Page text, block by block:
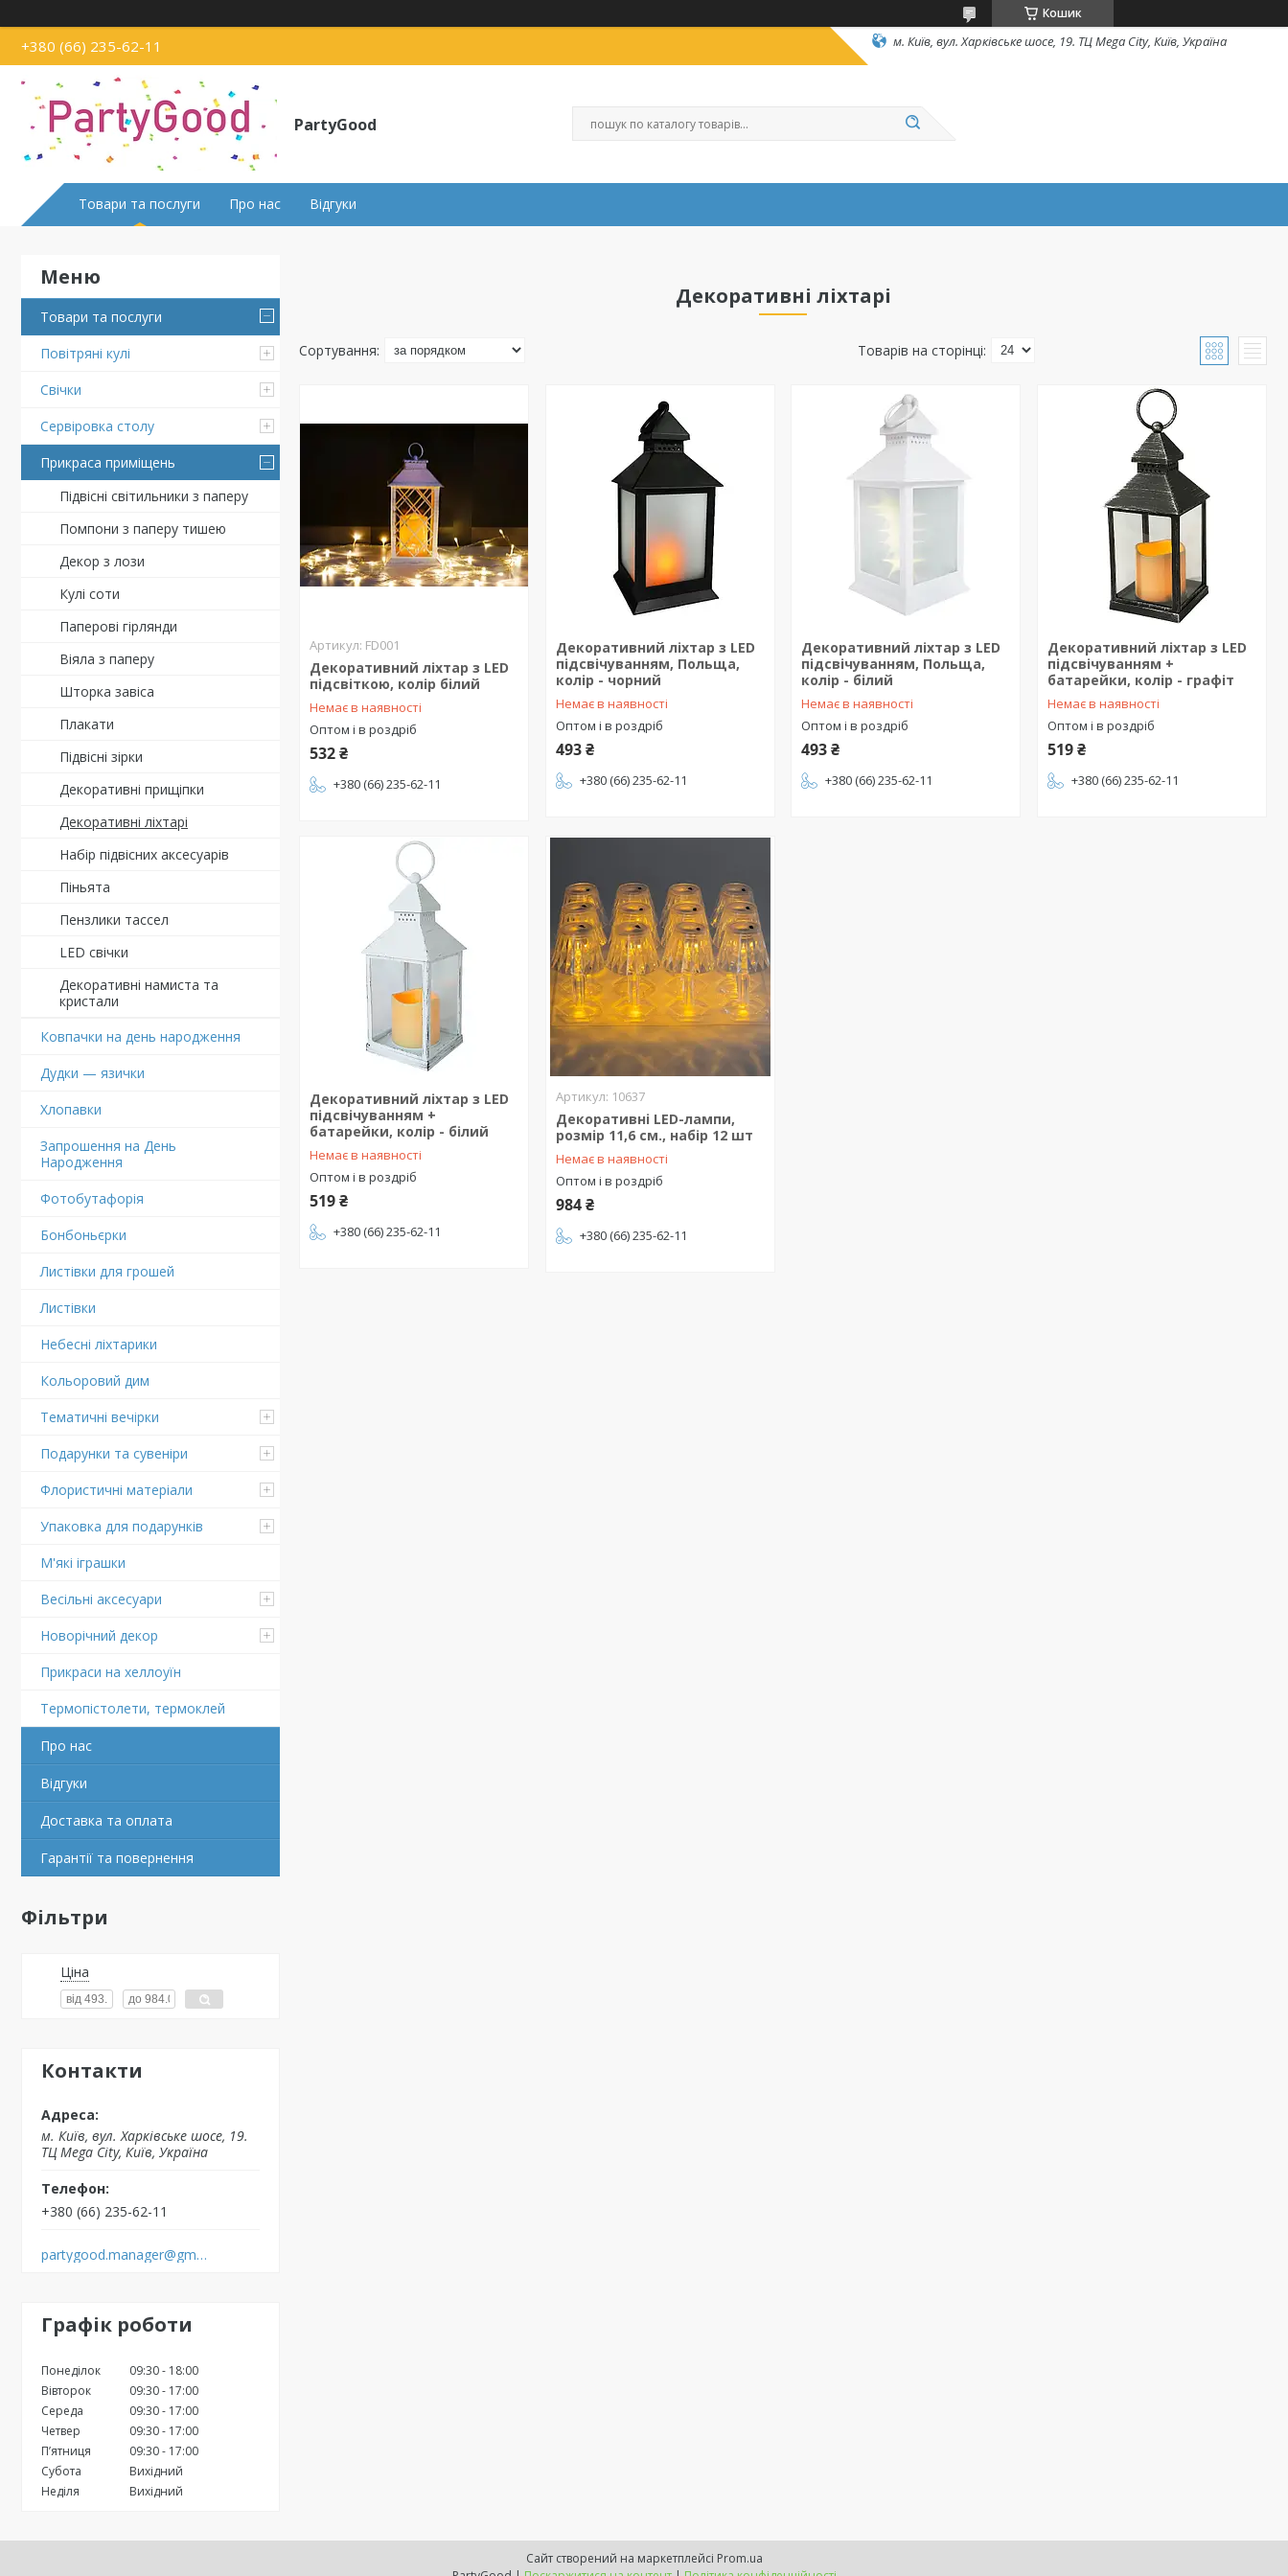
Кошик
+380 (66) 235-62-11 м. Київ, вул. Харківське шосе, 19. ТЦ Mega City, Київ, Україна
PartyGood
Товари та послуги Про нас Відгуки
Товари та послуги
Повітряні кулі
Свічки
Сервіровка столу
Прикраса приміщень
Підвісні світильники з паперу
Помпони з паперу тишею
Декор з лози
Кулі соти
Паперові гірлянди
Віяла з паперу
Шторка завіса
Плакати
Підвісні зірки
Декоративні прищіпки
Декоративні ліхтарі
Набір підвісних аксесуарів
Піньята
Пензлики тассел
LED свічки
Декоративні намиста та
кристали
Ковпачки на день народження
Дудки — язички
Хлопавки
Запрошення на День
Народження
Фотобутафорія
Бонбоньєрки
Листівки для грошей
Листівки
Небесні ліхтарики
Кольоровий дим
Тематичні вечірки
Подарунки та сувеніри
Флористичні матеріали
Упаковка для подарунків
М'які іграшки
Весільні аксесуари
Новорічний декор
Прикраси на хеллоуїн
Термопістолети, термоклей
Про нас
Відгуки
Доставка та оплата
Гарантії та повернення
Фільтри
Ціна
Контакти
м. Київ, вул. Харківське шосе, 19.
ТЦ Mega City, Київ, Україна
+380 (66) 235-62-11
partygood.manager@gmail.com
Графік роботи
Понеділок 09:30
18:00
Вівторок
09:30
17:00
Середа
09:30
17:00
Четвер
09:30
17:00
Пʼятниця
09:30
17:00
Субота
Вихідний
Неділя
Вихідний
Декоративні ліхтарі
FD001
Декоративний ліхтар з LED
підсвіткою, колір білий
Немає в наявності
Оптом і в роздріб
532 ₴
+380 (66) 235-62-11
Декоративний ліхтар з LED
підсвічуванням, Польща,
колір - чорний
Немає в наявності
Оптом і в роздріб
493 ₴
+380 (66) 235-62-11
Декоративний ліхтар з LED
підсвічуванням, Польща,
колір - білий
Немає в наявності
Оптом і в роздріб
493 ₴
+380 (66) 235-62-11
Декоративний ліхтар з LED
підсвічуванням +
батарейки, колір - графіт
Немає в наявності
Оптом і в роздріб
519 ₴
+380 (66) 235-62-11
Декоративний ліхтар з LED
підсвічуванням +
батарейки, колір - білий
Немає в наявності
Оптом і в роздріб
519 ₴
+380 (66) 235-62-11
10637
Декоративні LED-лампи,
розмір 11,6 см., набір 12 шт
Немає в наявності
Оптом і в роздріб
984 ₴
+380 (66) 235-62-11
Сайт створений на маркетплейсі Prom.ua